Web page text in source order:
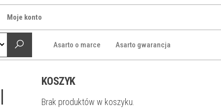
Moje konto
Asarto o marce Asarto gwarancja
KOSZYK
Brak produktów w koszyku.